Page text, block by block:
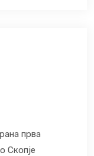
прва
Скопје